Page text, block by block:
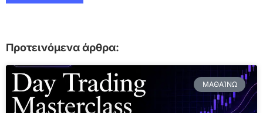
Προτεινόμενα άρθρα:
ΜΑΘΑΊΝΩ